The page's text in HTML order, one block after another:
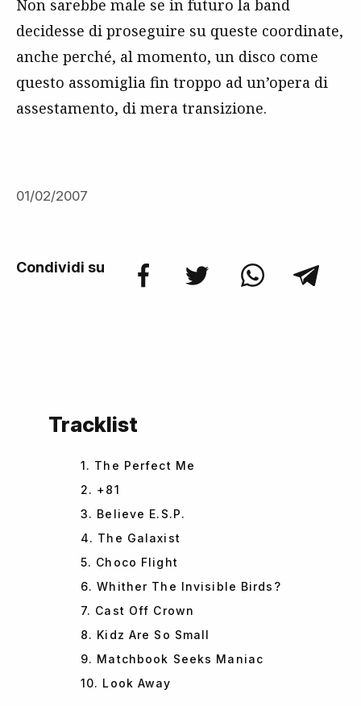
Non sarebbe male se in futuro la band
decidesse di proseguire su queste coordinate,
anche perché, al momento, un disco come
questo assomiglia fin troppo ad un’opera di
assestamento, di mera transizione.
01/02/2007
Condividi su
Tracklist
1. The Perfect Me
2. +81
3. Believe E.S.P.
4. The Galaxist
5. Choco Flight
6. Whither The Invisible Birds?
7. Cast Off Crown
8. Kidz Are So Small
9. Matchbook Seeks Maniac
10. Look Away